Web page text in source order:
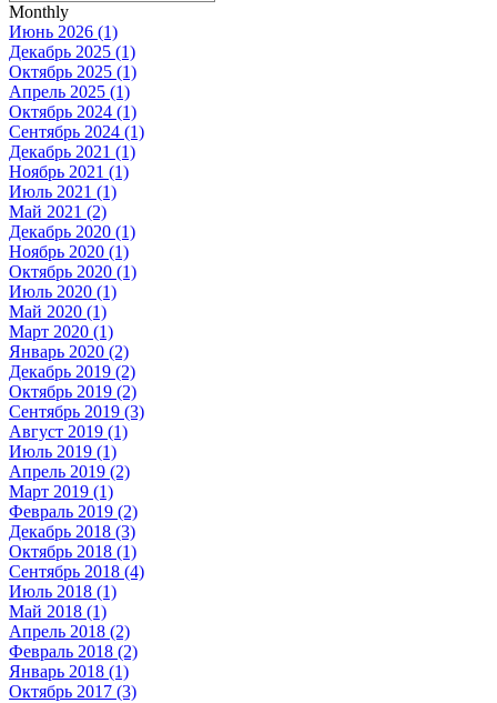
Monthly
Июнь 2026 (1)
Декабрь 2025 (1)
Октябрь 2025 (1)
Апрель 2025 (1)
Октябрь 2024 (1)
Сентябрь 2024 (1)
Декабрь 2021 (1)
Ноябрь 2021 (1)
Июль 2021 (1)
Май 2021 (2)
Декабрь 2020 (1)
Ноябрь 2020 (1)
Октябрь 2020 (1)
Июль 2020 (1)
Май 2020 (1)
Март 2020 (1)
Январь 2020 (2)
Декабрь 2019 (2)
Октябрь 2019 (2)
Сентябрь 2019 (3)
Август 2019 (1)
Июль 2019 (1)
Апрель 2019 (2)
Март 2019 (1)
Февраль 2019 (2)
Декабрь 2018 (3)
Октябрь 2018 (1)
Сентябрь 2018 (4)
Июль 2018 (1)
Май 2018 (1)
Апрель 2018 (2)
Февраль 2018 (2)
Январь 2018 (1)
Октябрь 2017 (3)